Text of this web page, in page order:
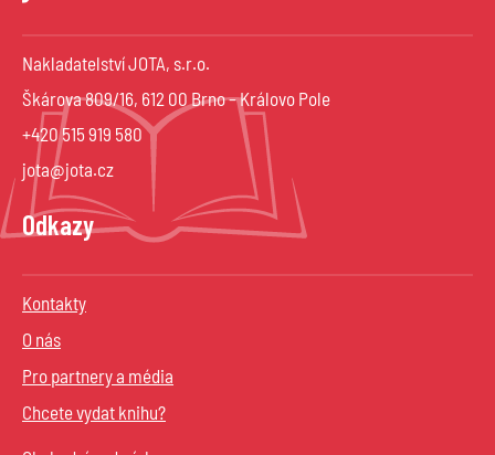
Nakladatelství JOTA, s.r.o.
Škárova 809/16, 612 00 Brno – Královo Pole
+420 515 919 580
jota@jota.cz
Odkazy
Kontakty
O nás
Pro partnery a média
Chcete vydat knihu?